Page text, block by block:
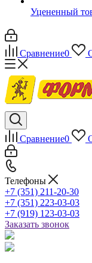
Уцененный
Сравнение0
Сравнение0
Телефоны
+7 (351) 211-20-30
+7 (351) 223-03-03
+7 (919) 123-03-03
Заказать звонок